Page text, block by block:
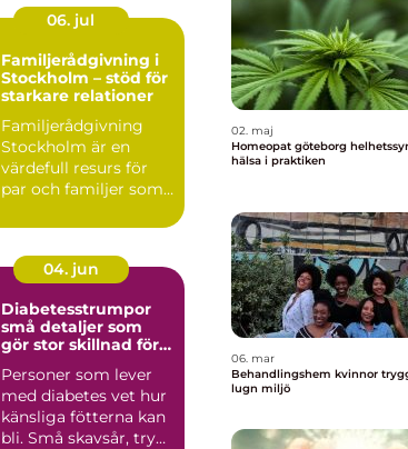
06. jul
Familjerådgivning i
Stockholm – stöd för
starkare relationer
Familjerådgivning
Stockholm är en
värdefull resurs för
par och familjer som
04. jun
Diabetesstrumpor
små detaljer som
gör stor skillnad för
Personer som lever
med diabetes vet hur
känsliga fötterna kan
bli. Små skavsår, tryck
02. maj
Homeopat göteborg helhetssyn på
hälsa i praktiken
06. mar
Behandlingshem kvinnor trygg vård i
lugn miljö